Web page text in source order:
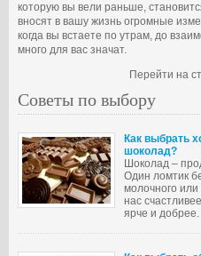
которую вы вели раньше,
вносят в вашу жизнь огромные
когда вы встаете по утрам, до
много для вас значат.
Перейти на
Советы по выбору
Как выбрать
шоколад?
Шоколад –
Один ломтик
молочного или
нас
ярче и добрее.